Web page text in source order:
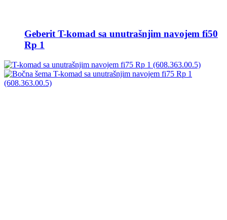
Geberit T-komad sa unutrašnjim navojem fi50
Rp 1